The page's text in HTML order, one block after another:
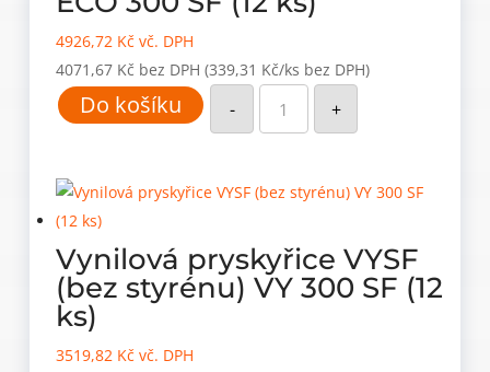
4926,72 Kč vč. DPH
4071,67 Kč bez DPH (339,31 Kč/ks bez DPH)
Do košíku -
Vynilová
pryskyřice
ECO
styrénu)
VY
(12
ks)
množství
+
Vynilová pryskyřice VYSF
(bez styrénu) VY 300 SF (12
ks)
3519,82 Kč vč. DPH